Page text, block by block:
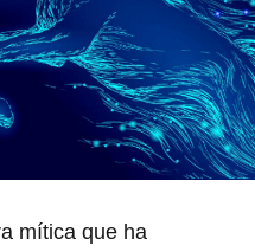
mítica que ha